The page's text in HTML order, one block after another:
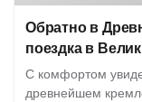
Обратно в
поездка в
С комфортом
древнейшем